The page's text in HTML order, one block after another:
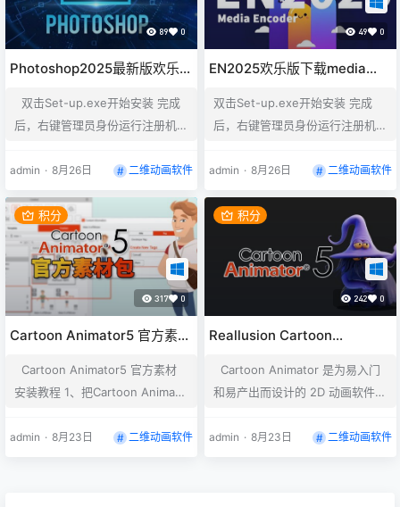
装位置？ 用记事本打开products
文件夹里面的driver.xml，里面的
C:\Program Files\A…
装位置？ 用记事本打开products
文件夹里面的driver.xml，里面的
C:\Program Files\A…
89 0
Photoshop2025最新版欢乐版
双击Set-up.exe开始安装 完成
后，右键管理员身份运行注册机A
ath,选择软件的安装目录，然后点
面安装的所有软件，查找完成之
后，勾选你需要破解的软件，完成
后点击Patch破解即可 如何修改安
装位置？ 用记事本打开products
文件夹里面的driver.xml，里面的
admin · 8月26日 二维动画软件
49 0
EN2025欢乐版下载media
侣插件
双击Set-up.exe开始安装 完成
后，右键管理员身份运行注册机A
ath,选择软件的安装目录，然后点
面安装的所有软件，查找完成之
后，勾选你需要破解的软件，完成
后点击Patch破解即可 如何修改安
装位置？ 用记事本打开products
文件夹里面的driver.xml，里面的
admin · 8月26日 二维动画软件
积分
317 0
Cartoon Animator5 官方素材
Cartoon Animator5 官方素材
安装教程 1、把Cartoon Animato
装到素材目录X:\XXXX\Reallusion
admin · 8月23日 二维动画软件
积分
242 0
Reallusion Cartoon
教程
Cartoon Animator 是为易入门
和易产出而设计的 2D 动画软件。
动脸部动画、从音频即可生成嘴型
admin · 8月23日 二维动画软件